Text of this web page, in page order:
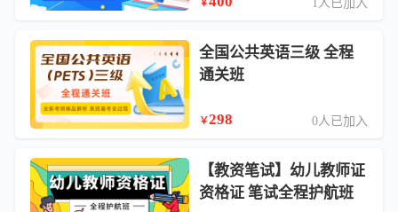
￥ 1人已加入
全国公共英语三级 全程
通关班
￥298 0人已加入
【教资笔试】幼儿教师证
资格证 笔试全程护航班